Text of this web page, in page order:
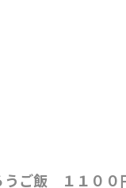
うご飯 １１００